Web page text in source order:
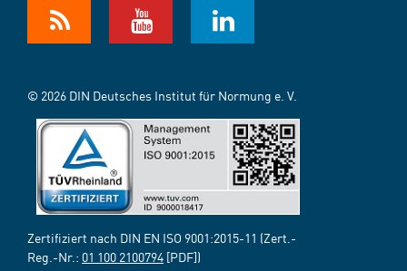
© 2026 DIN Deutsches Institut für Normung e. V.
Zertifiziert nach DIN EN ISO 9001:2015-11 (Zert.-
Reg.-Nr.: 01 100 2100794 [PDF])